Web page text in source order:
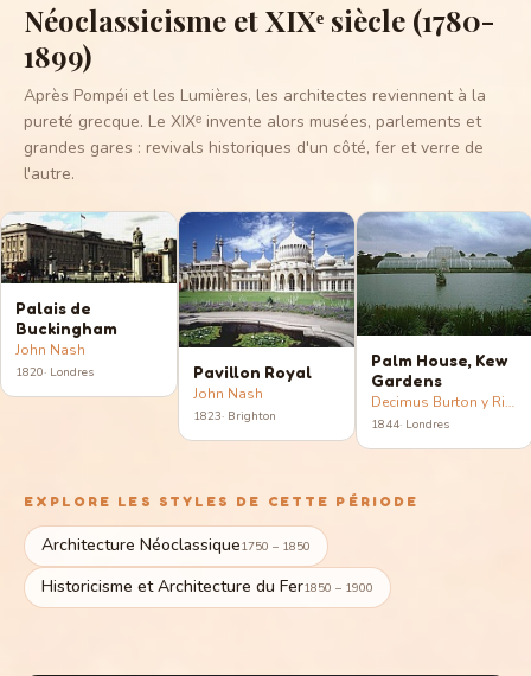
Néoclassicisme et XIXᵉ siècle (1780-
1899)
Après Pompéi et les Lumières, les architectes reviennent à la
pureté grecque. Le XIXᵉ invente alors musées, parlements et
grandes gares : revivals historiques d'un côté, fer et verre de
l'autre.
Palais de
Buckingham
John Nash
1820· Londres Pavillon Royal
John Nash
1823· Brighton
Palm House, Kew
Gardens
Decimus Burton y Richard Turner
1844· Londres
EXPLORE LES STYLES DE CETTE PÉRIODE
Architecture Néoclassique1750 – 1850
Historicisme et Architecture du Fer1850 – 1900